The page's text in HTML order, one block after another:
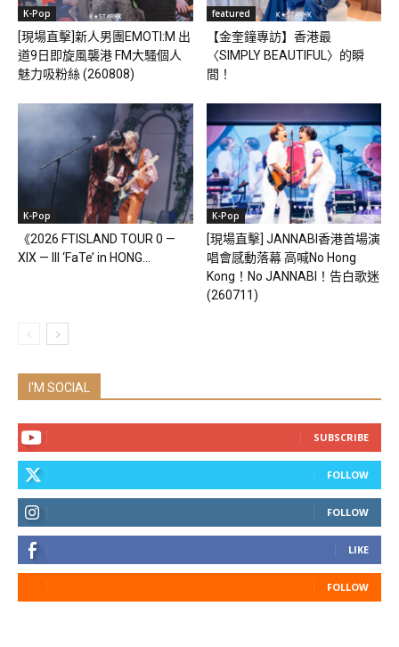
K-Pop
[現場直擊]新人男團EMOTI:M 出
道9日即旋風襲港 FM大騷個人
魅力吸粉絲 (260808)
featured
【金奎鐘專訪】香港最
〈SIMPLY BEAUTIFUL〉的瞬
間！
K-Pop
《2026 FTISLAND TOUR 0 —
XIX — III ‘FaTe’ in HONG...
K-Pop
[現場直擊] JANNABI香港首場演
唱會感動落幕 高喊No Hong
Kong！No JANNABI！告白歌迷
(260711)
I'M SOCIAL
SUBSCRIBE
FOLLOW
FOLLOW
LIKE
FOLLOW